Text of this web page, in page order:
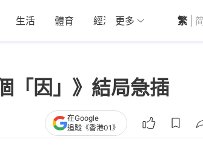
生活 體育 經濟 01深圳 觀點
更多 繁
「因」》結局急插
在Google
追蹤《香港01》